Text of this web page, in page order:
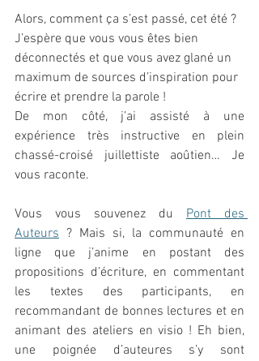
Alors, comment ça s’est passé, cet été ?
J’espère que vous vous êtes bien
déconnectés et que vous avez glané un
maximum de sources d’inspiration pour
écrire et prendre la parole !
De mon côté, j’ai assisté à une
expérience très instructive en plein
chassé-croisé juillettiste aoûtien… Je
vous raconte.
Vous vous souvenez du Pont des
Auteurs ? Mais si, la communauté en
ligne que j’anime en postant des
propositions d’écriture, en commentant
les textes des participants, en
recommandant de bonnes lectures et en
animant des ateliers en visio ! Eh bien,
une poignée d’auteures s’y sont